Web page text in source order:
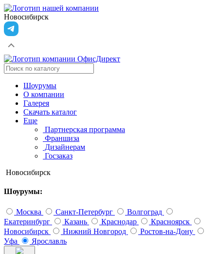
Новосибирск
Шоурумы
О компании
Галерея
Скачать каталог
Еще
Партнерская программа
Франшиза
Дизайнерам
Госзаказ
Новосибирск
Шоурумы:
Москва Санкт-Петербург
Волгоград
Екатеринбург
Казань Краснодар
Красноярск
Новосибирск
Нижний Новгород
Ростов-на-Дону
Уфа
Ярославль